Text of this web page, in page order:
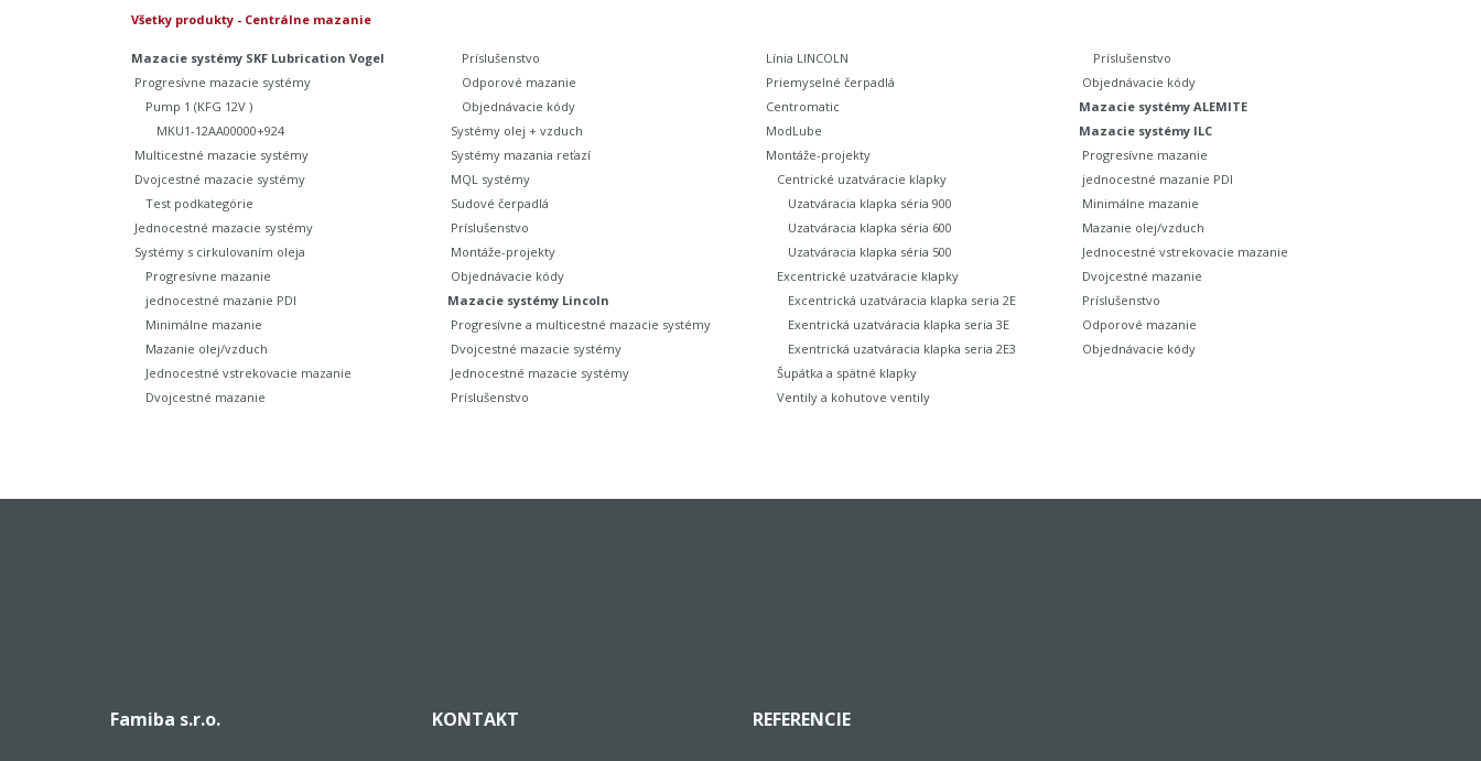
Všetky produkty - Centrálne mazanie
Mazacie systémy SKF Lubrication Vogel
Progresívne mazacie systémy
Pump 1 (KFG 12V )
MKU1-12AA00000+924
Multicestné mazacie systémy
Dvojcestné mazacie systémy
Test podkategórie
Jednocestné mazacie systémy
Systémy s cirkulovaním oleja
Progresívne mazanie
jednocestné mazanie PDI
Minimálne mazanie
Mazanie olej/vzduch
Jednocestné vstrekovacie mazanie
Dvojcestné mazanie
Príslušenstvo
Odporové mazanie
Objednávacie kódy
Systémy olej + vzduch
Systémy mazania reťazí
MQL systémy
Sudové čerpadlá
Príslušenstvo
Montáže-projekty
Objednávacie kódy
Mazacie systémy Lincoln
Progresívne a multicestné mazacie systémy
Dvojcestné mazacie systémy
Jednocestné mazacie systémy
Príslušenstvo
Línia LINCOLN
Priemyselné čerpadlá
Centromatic
ModLube
Montáže-projekty
Centrické uzatváracie klapky
Uzatváracia klapka séria 900
Uzatváracia klapka séria 600
Uzatváracia klapka séria 500
Excentrické uzatváracie klapky
Excentrická uzatváracia klapka seria 2E
Exentrická uzatváracia klapka seria 3E
Exentrická uzatváracia klapka seria 2E3
Šupátka a spätné klapky
Ventily a kohutove ventily
Príslušenstvo
Objednávacie kódy
Mazacie systémy ALEMITE
Mazacie systémy ILC
Progresívne mazanie
jednocestné mazanie PDI
Minimálne mazanie
Mazanie olej/vzduch
Jednocestné vstrekovacie mazanie
Dvojcestné mazanie
Príslušenstvo
Odporové mazanie
Objednávacie kódy
Famiba s.r.o. KONTAKT REFERENCIE